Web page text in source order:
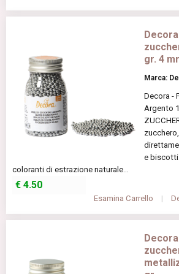
gr. 4
Marca:
Decora -
Argento
e
coloranti di estrazione naturale...
€ 4.50
Esamina Carrello |